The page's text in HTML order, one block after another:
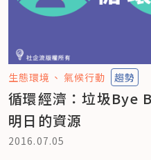
生態環境 氣候行動 趨勢
循環經濟：垃圾Bye
明日的資源
2016.07.05